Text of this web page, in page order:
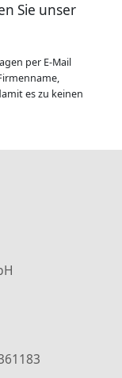
Sie unser
per E-Mail
es zu keinen